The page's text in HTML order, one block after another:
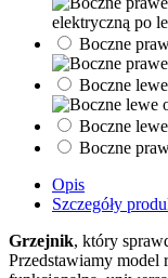
Boczne
Boczne
Boczne lewe
Boczne
Opis
Szczegóły
Grzejnik, który
Przedstawiamy model